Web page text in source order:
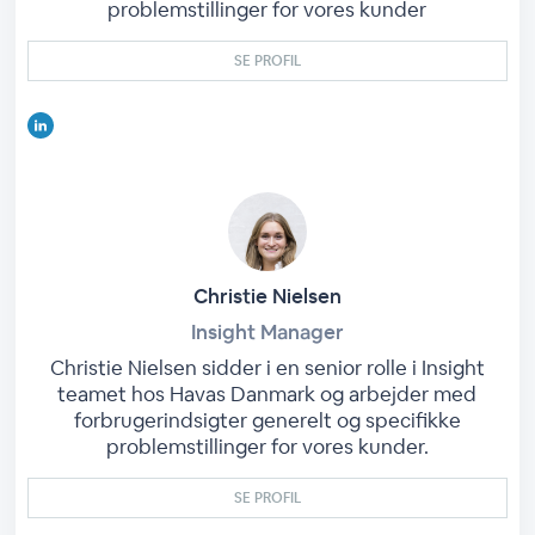
problemstillinger for vores kunder
SE PROFIL
Christie Nielsen
Insight Manager
Christie Nielsen sidder i en senior rolle i Insight
teamet hos Havas Danmark og arbejder med
forbrugerindsigter generelt og specifikke
problemstillinger for vores kunder.
SE PROFIL